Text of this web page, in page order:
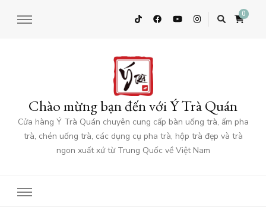
0
Chào mừng bạn đến với Ý Trà Quán
Cửa hàng Ý Trà Quán chuyên cung cấp bàn uống trà, ấm pha
trà, chén uống trà, các dụng cụ pha trà, hộp trà đẹp và trà
ngon xuất xứ từ Trung Quốc về Việt Nam